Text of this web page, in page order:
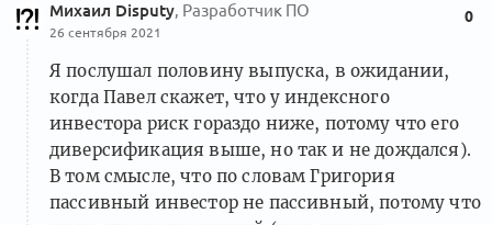
Михаил Disputy, Разработчик ПО
26 сентября 2021
0
Я послушал половину выпуска, в ожидании,
когда Павел скажет, что у индексного
инвестора риск гораздо ниже, потому что его
диверсификация выше, но так и не дождался).
В том смысле, что по словам Григория
пассивный инвестор не пассивный, потому что